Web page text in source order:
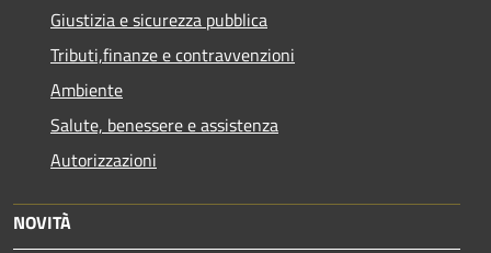
Giustizia e sicurezza pubblica
Tributi,finanze e contravvenzioni
Ambiente
Salute, benessere e assistenza
Autorizzazioni
NOVITÀ